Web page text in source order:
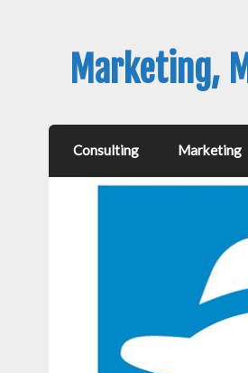
Marketing,
Consulting Marketing